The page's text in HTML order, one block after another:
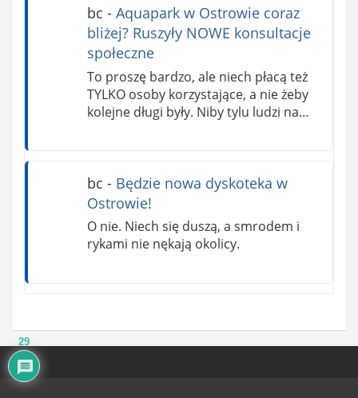
bc - Aquapark w Ostrowie coraz
bliżej? Ruszyły NOWE konsultacje
społeczne
To proszę bardzo, ale niech płacą też
TYLKO osoby korzystające, a nie żeby
kolejne długi były. Niby tylu ludzi na…
bc - Będzie nowa dyskoteka w
Ostrowie!
O nie. Niech się duszą, a smrodem i
rykami nie nękają okolicy.
29